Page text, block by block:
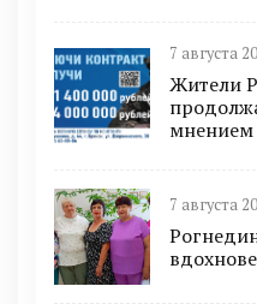
7 августа
Жители
мнением
7 августа